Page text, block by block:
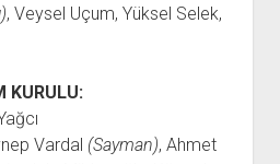
, Veysel Uçum, Yüksel Selek,
KURULU:
Vardal (Sayman), Ahmet